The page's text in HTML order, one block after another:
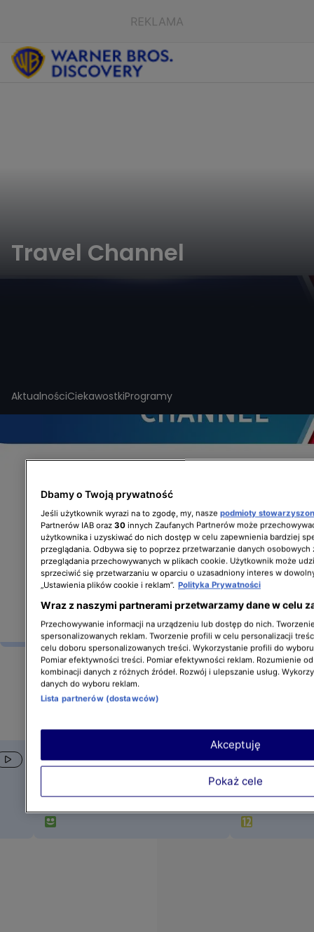
Travel Channel
AktualnościCiekawostkiProgramy
Zagadki świata zwierząt
AKTUALNOŚCI
Teraz w TV
22:00-23:35 23:35-00:35
Cali i zdrowi
Dbamy o Twoją prywatność
Jeśli użytkownik wyrazi na to zgodę, my, nasze podmioty
Partnerów IAB oraz 30 innych Zaufanych Partnerów może
użytkownika i uzyskiwać do nich dostęp w celu zapewnienia bardziej
przeglądania. Odbywa się to poprzez przetwarzanie danych osobowych
przeglądania przechowywanych w plikach cookie. Użytkownik może
sprzeciwić się przetwarzaniu w oparciu o uzasadniony interes w
„Ustawienia plików cookie i reklam”. Polityka Prywatności
Wraz z naszymi partnerami przetwarzamy dane w celu
Przechowywanie informacji na urządzeniu lub dostęp do nich.
spersonalizowanych reklam. Tworzenie profili w celu personalizacji
celu doboru spersonalizowanych treści. Wykorzystanie profili do
Pomiar efektywności treści. Pomiar efektywności reklam. Rozumienie
kombinacji danych z różnych źródeł. Rozwój i ulepszanie usług.
danych do wyboru reklam.
Lista partnerów (dostawców)
Pokaż cele
Akceptuję